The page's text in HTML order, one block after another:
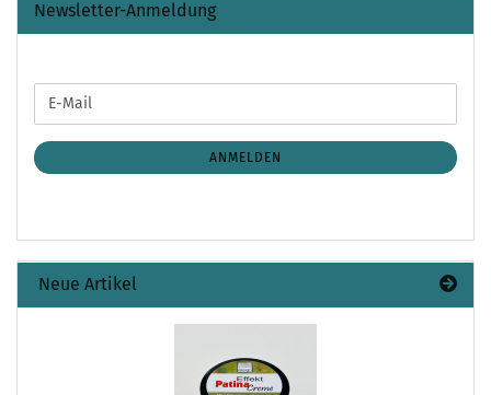
Newsletter-Anmeldung
ZUR
ANMELDUNG
E-
Mail
ANMELDEN
Neue Artikel